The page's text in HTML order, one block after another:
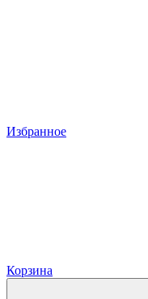
Избранное
Корзина